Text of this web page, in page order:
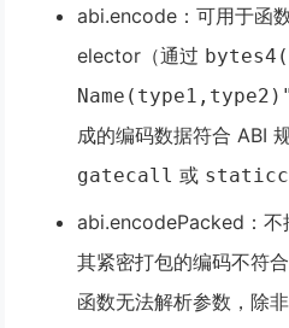
abi.encode ：可用于函
elector（通过
成的编码数据符合 ABI
gatecall 或
abi.encodePacked ：
其紧密打包的编码不符
函数无法解析参数，除